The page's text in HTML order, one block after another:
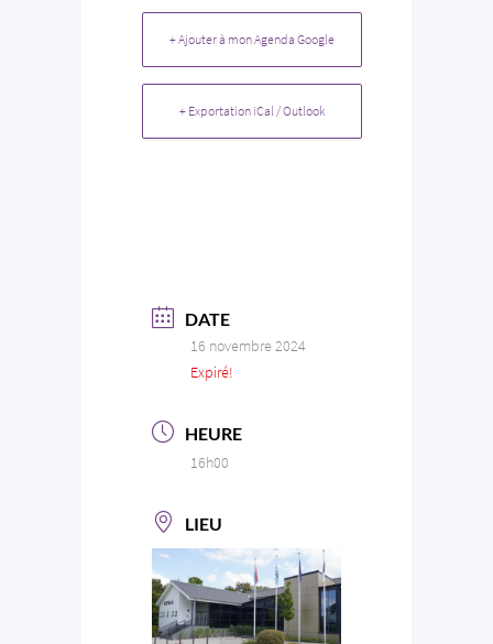
+ Ajouter à mon Agenda Google
+ Exportation iCal / Outlook
DATE
16 novembre 2024
Expiré!
HEURE
16h00
LIEU